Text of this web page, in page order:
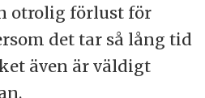
otrolig förlust för
det tar så lång tid
även är väldigt